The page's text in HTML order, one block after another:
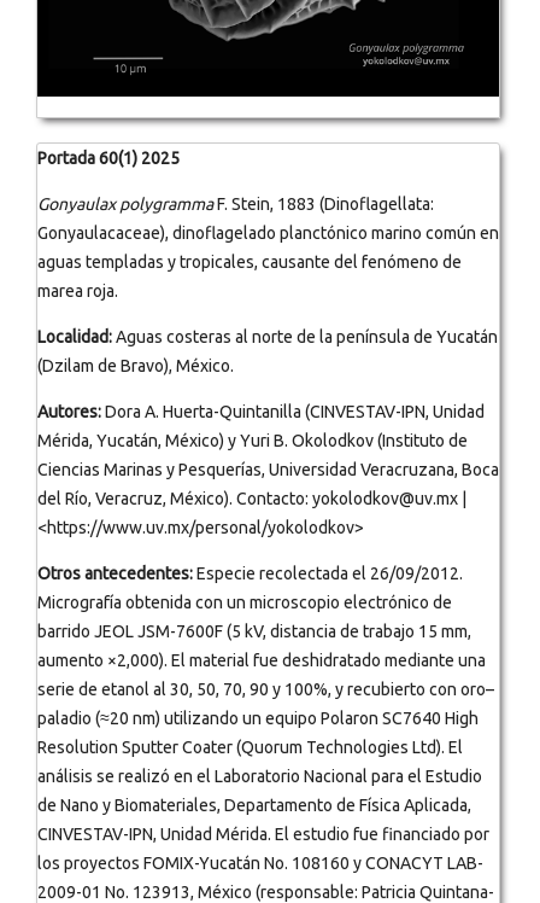
Portada 60(1) 2025
Gonyaulax polygrammaF. Stein, 1883 (Dinoflagellata:
Gonyaulacaceae), dinoflagelado planctónico marino común en
aguas templadas y tropicales, causante del fenómeno de
marea roja.
Localidad:Aguas costeras al norte de la península de Yucatán
(Dzilam de Bravo), México.
Autores:Dora A. Huerta-Quintanilla (CINVESTAV-IPN, Unidad
Mérida, Yucatán, México) y Yuri B. Okolodkov (Instituto de
Ciencias Marinas y Pesquerías, Universidad Veracruzana, Boca
del Río, Veracruz, México). Contacto: yokolodkov@uv.mx |
<https://www.uv.mx/personal/yokolodkov>
Otros antecedentes:Especie recolectada el 26/09/2012.
Micrografía obtenida con un microscopio electrónico de
barrido JEOL JSM-7600F (5 kV, distancia de trabajo 15 mm,
aumento ×2,000). El material fue deshidratado mediante una
serie de etanol al 30, 50, 70, 90 y 100%, y recubierto con oro–
paladio (≈20 nm) utilizando un equipo Polaron SC7640 High
Resolution Sputter Coater (Quorum Technologies Ltd). El
análisis se realizó en el Laboratorio Nacional para el Estudio
de Nano y Biomateriales, Departamento de Física Aplicada,
CINVESTAV-IPN, Unidad Mérida. El estudio fue financiado por
los proyectos FOMIX-Yucatán No. 108160 y CONACYT LAB-
2009-01 No. 123913, México (responsable: Patricia Quintana-